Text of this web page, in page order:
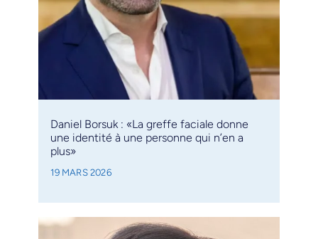
Daniel Borsuk : «La greffe faciale donne
une identité à une personne qui n’en a
plus»
19 MARS 2026